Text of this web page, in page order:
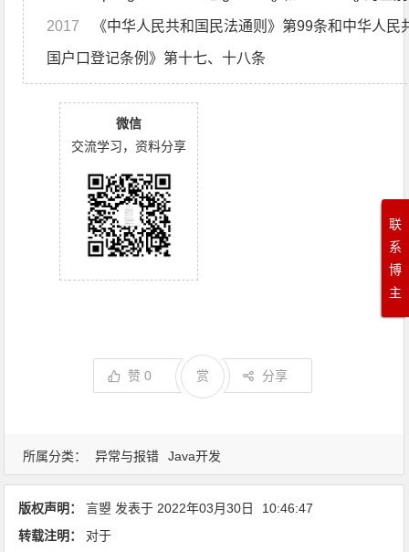
2017
国户口登记条例》第十七、十八条
微信
交流学习，资料分享
赞0 分享
赏
所属分类： 异常与报错 Java开发
版权声明： 言曌 发表于 2022年03月30日
10:46:47
转载注明：
对于
联
系
博
主